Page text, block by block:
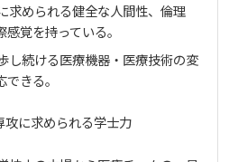
求められる健全な人間性、倫理
感覚を持っている。
し続ける医療機器・医療技術の変
きる。
攻に求められる学士力